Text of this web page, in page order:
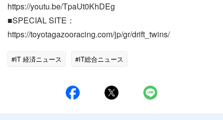
https://youtu.be/TpaUt0KhDEg
■SPECIAL SITE：
https://toyotagazooracing.com/jp/gr/drift_twins/
#IT 経済ニュース #IT総合ニュース